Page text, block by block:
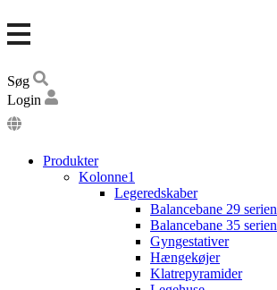
Søg
Login
DE
Produkter
Kolonne1
Legeredskaber
Balancebane 29 serien
Balancebane 35 serien
Gyngestativer
Hængekøjer
Klatrepyramider